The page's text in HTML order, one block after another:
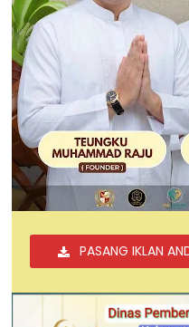
PASANG IKLAN